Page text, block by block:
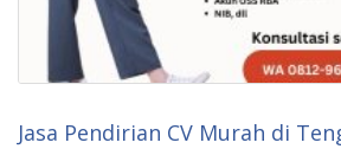
Jasa Pendirian CV Murah di